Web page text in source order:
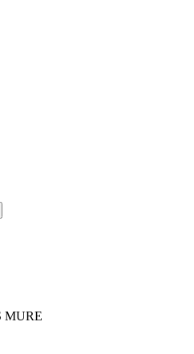
MURE